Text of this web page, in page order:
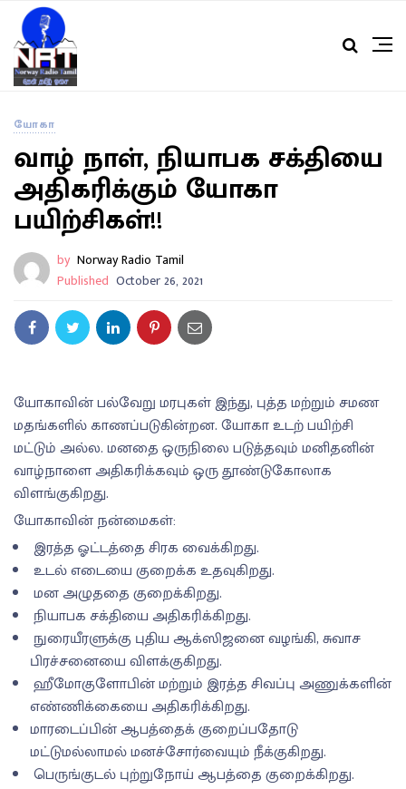
யோகா
வாழ் நாள், நியாபக சக்தியை
அதிகரிக்கும் யோகா
பயிற்சிகள்!!
by Norway Radio Tamil
Published October 26, 2021
யோகாவின் பல்வேறு மரபுகள் இந்து, புத்த மற்றும் சமண
மதங்களில் காணப்படுகின்றன. யோகா உடற் பயிற்சி
மட்டும் அல்ல. மனதை ஒருநிலை படுத்தவும் மனிதனின்
வாழ்நாளை அதிகரிக்கவும் ஒரு தூண்டுகோலாக
விளங்குகிறது.
யோகாவின் நன்மைகள்:
இரத்த ஓட்டத்தை சிரக வைக்கிறது.
உடல் எடையை குறைக்க உதவுகிறது.
மன அழுததை குறைக்கிறது.
நியாபக சக்தியை அதிகரிக்கிறது.
நுரையீரளுக்கு புதிய ஆக்ஸிஜனை வழங்கி, சுவாச
பிரச்சனையை விளக்குகிறது.
ஹீமோகுளோபின் மற்றும் இரத்த சிவப்பு அணுக்களின்
எண்ணிக்கையை அதிகரிக்கிறது.
மாரடைப்பின் ஆபத்தைக் குறைப்பதோடு
மட்டுமல்லாமல் மனச்சோர்வையும் நீக்குகிறது.
பெருங்குடல் புற்றுநோய் ஆபத்தை குறைக்கிறது.